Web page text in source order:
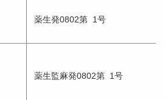
薬生発0802第 1号
薬生監麻発0802第 1号